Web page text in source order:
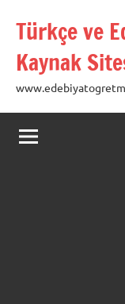
Türkçe ve
Kaynak